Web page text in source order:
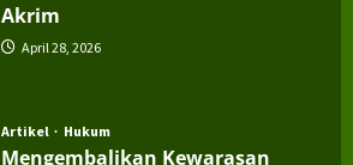
Akrim
April 28, 2026
Artikel Hukum
Mengembalikan Kewarasan